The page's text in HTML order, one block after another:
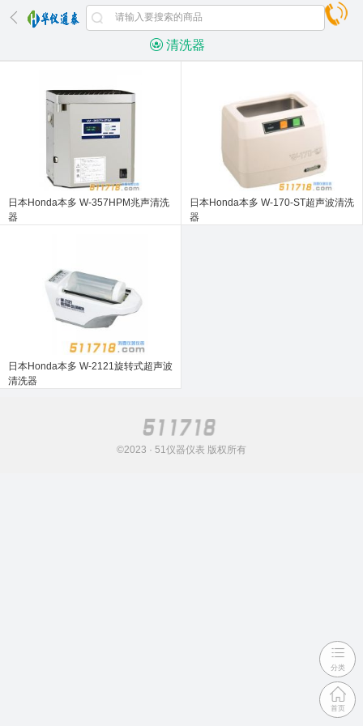
清洗器
日本Honda本多 W-357HPM兆声清洗
器
日本Honda本多 W-170-ST超声波清洗
器
日本Honda本多 W-2121旋转式超声波
清洗器
©2023 · 51仪器仪表 版权所有
分类
首页